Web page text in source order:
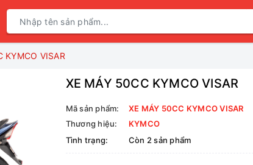
KYMCO VISAR
XE MÁY 50CC KYMCO VISAR
Mã sản phẩm:
XE MÁY 50CC KYMCO VISAR
Thương hiệu:
KYMCO
Tình trạng:
Còn 2 sản phẩm